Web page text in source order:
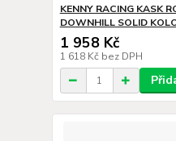
KENNY RACING KASK
DOWNHILL SOLID
1 958 Kč
1 618 Kč bez DPH